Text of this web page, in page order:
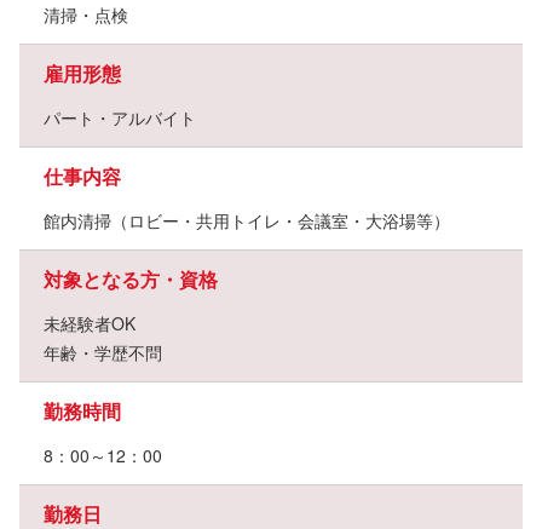
清掃・点検
雇用形態
パート・アルバイト
仕事内容
館内清掃（ロビー・共用トイレ・会議室・大浴場等）
対象となる方・資格
未経験者OK
年齢・学歴不問
勤務時間
8：00～12：00
勤務日